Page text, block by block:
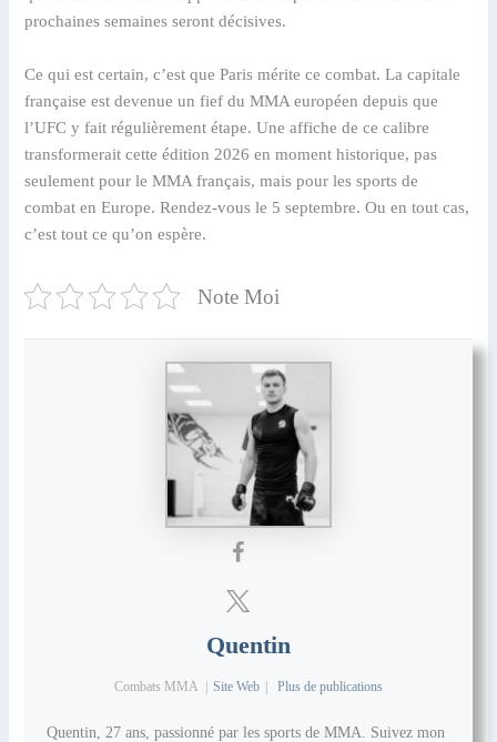
prochaines semaines seront décisives.
Ce qui est certain, c’est que Paris mérite ce combat. La capitale
française est devenue un fief du MMA européen depuis que
l’UFC y fait régulièrement étape. Une affiche de ce calibre
transformerait cette édition 2026 en moment historique, pas
seulement pour le MMA français, mais pour les sports de
combat en Europe. Rendez-vous le 5 septembre. Ou en tout cas,
c’est tout ce qu’on espère.
Note Moi
Quentin
Combats MMA | Site Web | Plus de publications
Quentin, 27 ans, passionné par les sports de MMA. Suivez mon